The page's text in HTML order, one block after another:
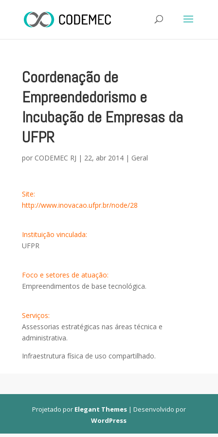
Coordenação de
Empreendedorismo e
Incubação de Empresas da
UFPR
por CODEMEC RJ | 22, abr 2014| Geral
Site:
http://www.inovacao.ufpr.br/node/28
Instituição vinculada:
UFPR
Foco e setores de atuação:
Empreendimentos de base tecnológica.
Serviços:
Assessorias estratégicas nas áreas técnica e
administrativa.
Infraestrutura física de uso compartilhado.
Projetado por Elegant Themes| Desenvolvido por
WordPress